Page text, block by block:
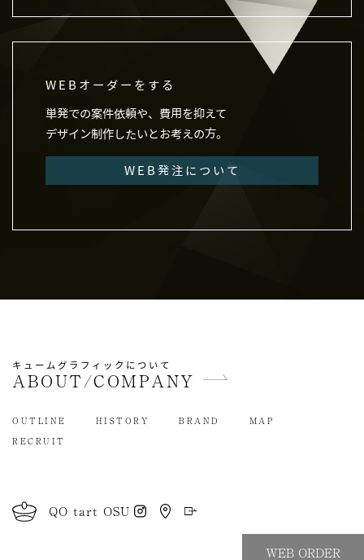
WEB ORDER
当社は，利用目的が変更前と関連性を有する
と合理的に認められる場合に限り，個人情報
の利用目的を変更するものとします。
利用目的の変更を行った場合には，変更後の
目的について，当社所定の方法により，ユー
ザーに通知し，または本ウェブサイト上に公
表するものとします。
第5条（個人情報の第三者提供）
当社は，次に掲げる場合を除いて，あらかじ
要がある場合であって，本人の同意を得るこ
進のために特に必要がある場合であって，本
人の同意を得ることが困難であるとき
託を受けた者が法令の定める事務を遂行する
ことに対して協力する必要がある場合であっ
予め次の事項を告知あるいは公表し，かつ当
利用目的に第三者への提供を含むこと
WEBオーダーをする
単発での案件依頼や、費用を抑えて
デザイン制作したいとお考えの方。
WEB発注について
キュームグラフィックについて
ABOUT/COMPANY
OUTLINE HISTORY BRAND
MAP
RECRUIT
QO tart OSU